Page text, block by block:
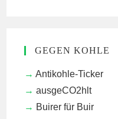
GEGEN KOHLE
Antikohle-Ticker
ausgeCO2hlt
Buirer für Buir